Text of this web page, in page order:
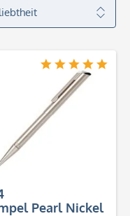
Pearl Nickel